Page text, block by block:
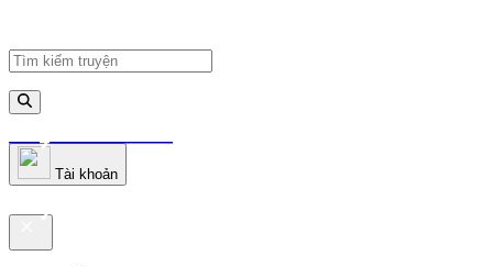
truyenfullz.com
Tài khoản
truyenfullz.com